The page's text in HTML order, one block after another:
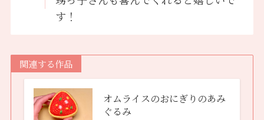
す！
関連する作品
オムライスのおにぎりのあみ
ぐるみ